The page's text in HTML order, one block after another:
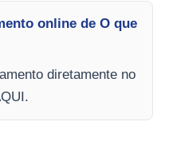
online de O que
diretamente no